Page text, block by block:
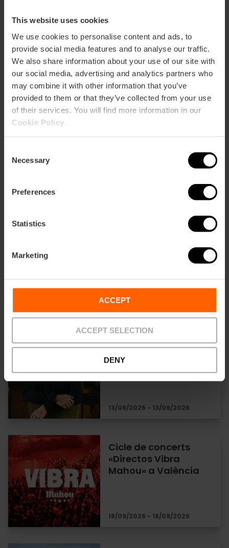
This website uses cookies
We use cookies to personalise content and ads, to
provide social media features and to analyse our traffic.
We also share information about your use of our site with
our social media, advertising and analytics partners who
may combine it with other information that you’ve
provided to them or that they’ve collected from your use
of their services. You will find more information in our
Cookie Policy
Selection
Necessary
Preferences
Statistics
Marketing
ACCEPT
ACCEPT SELECTION
DENY
de València
07/08/2026 - 07/08/2026
al Teatre Olympia
03/08/2026 - 08/08/2026
08/08/2026 - 08/08/2026
simfònica a Les Arts
13/09/2026 - 13/09/2026
Cicle de concerts
«Directos Vibra
Mahou» a València
18/09/2026 - 18/09/2026